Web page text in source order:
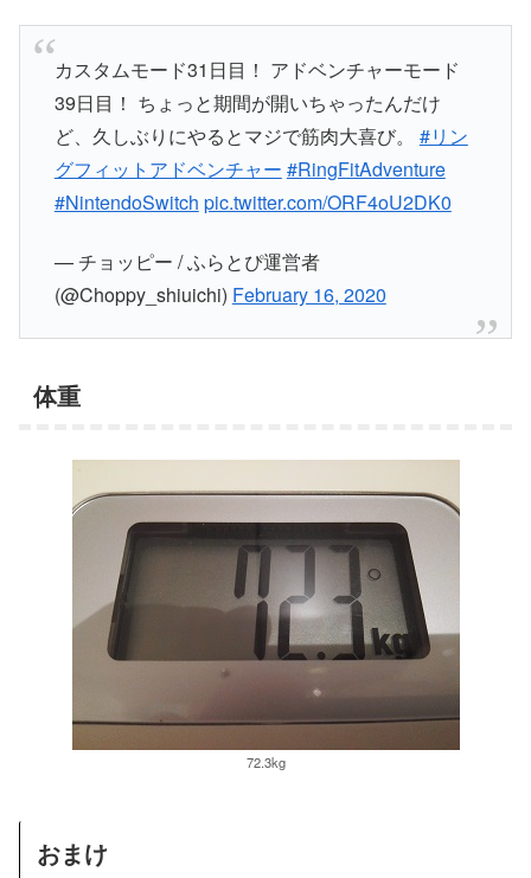
カスタムモード31日目！ アドベンチャーモード
39日目！ ちょっと期間が開いちゃったんだけ
ど、久しぶりにやるとマジで筋肉大喜び。 #リン
グフィットアドベンチャー #RingFitAdventure
#NintendoSwitch pic.twitter.com/ORF4oU2DK0
— チョッピー / ふらとぴ運営者
(@Choppy_shiuichi) February 16, 2020
体重
72.3kg
おまけ